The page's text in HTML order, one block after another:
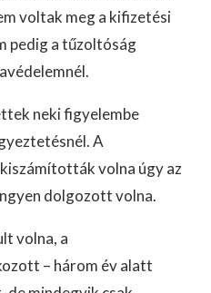
voltak meg a kifizetési
pedig a tűzoltóság
neki figyelembe
A
volna úgy az
dolgozott volna.
volna, a
– három év alatt